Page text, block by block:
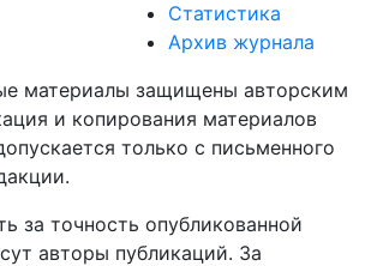
Статистика
Архив журнала
материалы защищены авторским
и копирования материалов
только с письменного
за точность опубликованной
авторы публикаций. За